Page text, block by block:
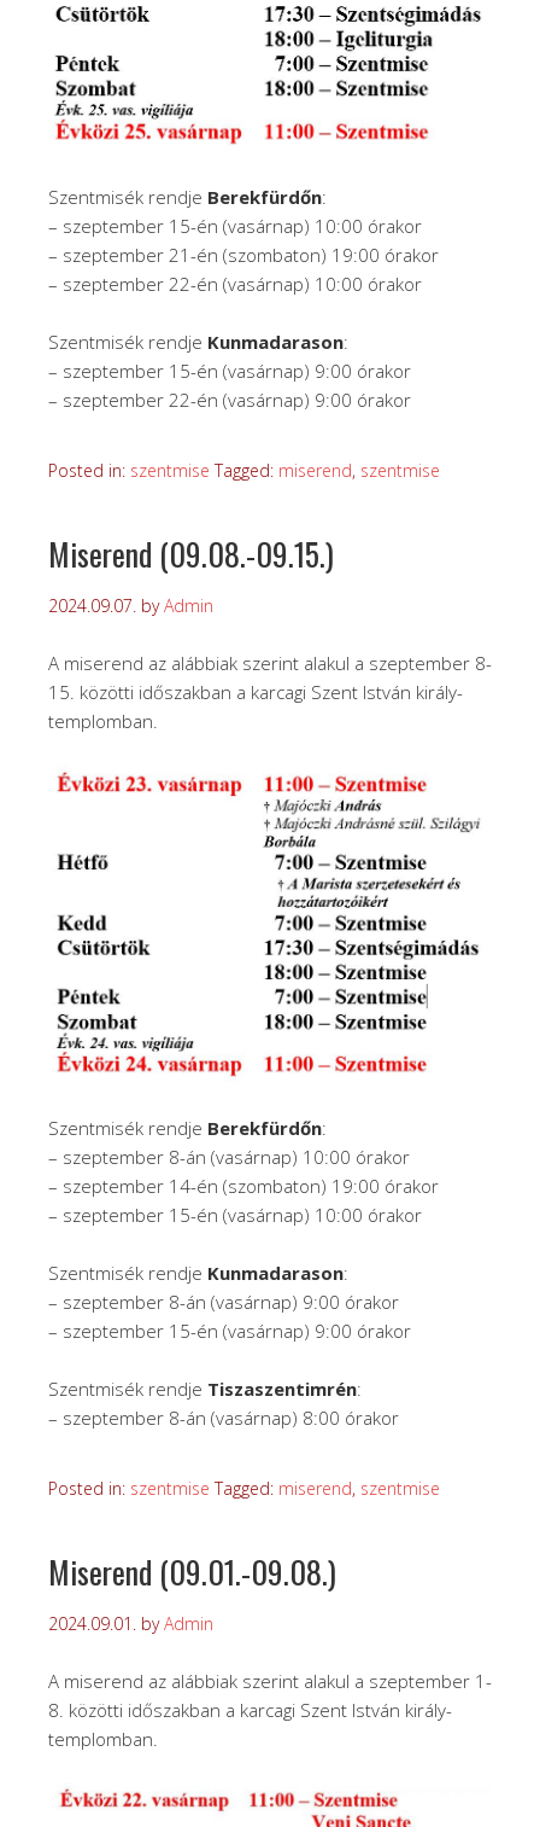
Szentmisék rendje Berekfürdőn:
– szeptember 15-én (vasárnap) 10:00 órakor
– szeptember 21-én (szombaton) 19:00 órakor
– szeptember 22-én (vasárnap) 10:00 órakor
Szentmisék rendje Kunmadarason:
– szeptember 15-én (vasárnap) 9:00 órakor
– szeptember 22-én (vasárnap) 9:00 órakor
Posted in: szentmise Tagged: miserend, szentmise
Miserend (09.08.-09.15.)
2024.09.07. byAdmin
A miserend az alábbiak szerint alakul a szeptember 8-
15. közötti időszakban a karcagi Szent István király-
templomban.
Szentmisék rendje Berekfürdőn:
– szeptember 8-án (vasárnap) 10:00 órakor
– szeptember 14-én (szombaton) 19:00 órakor
– szeptember 15-én (vasárnap) 10:00 órakor
Szentmisék rendje Kunmadarason:
– szeptember 8-án (vasárnap) 9:00 órakor
– szeptember 15-én (vasárnap) 9:00 órakor
Szentmisék rendje Tiszaszentimrén:
– szeptember 8-án (vasárnap) 8:00 órakor
Posted in: szentmise Tagged: miserend, szentmise
Miserend (09.01.-09.08.)
2024.09.01. byAdmin
A miserend az alábbiak szerint alakul a szeptember 1-
8. közötti időszakban a karcagi Szent István király-
templomban.